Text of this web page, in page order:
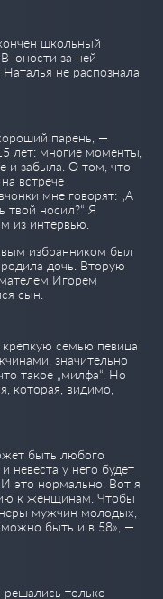
школьный
юности за ней
не распознала
парень, —
лет: многие моменты,
и забыла. О том, что
встрече
мне говорят: „А
носил?“ Я
из интервью.
избранником был
дочь. Вторую
Игорем
сын.
семью певица
значительно
такое „милфа“. Но
которая, видимо,
быть любого
невеста у него будет
это нормально. Вот я
к женщинам. Чтобы
мужчин молодых,
можно быть и в 58», —
только